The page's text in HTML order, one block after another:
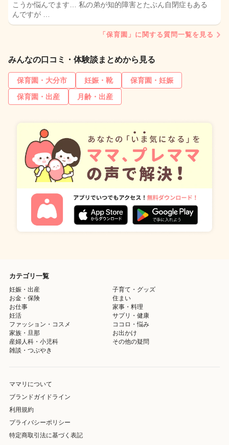
こうか悩んでます… 私の弟が知的障害とたぶん自閉症もある
んですが …
「保育園」に関する質問一覧を見る
みんなの口コミ・体験談まとめから見る
保育園・大分市 妊娠・靴
保育園・妊娠
保育園・出産
月齢・出産
カテゴリ一覧
妊娠・出産
子育て・グッズ
お金・保険
住まい
お仕事
家事・料理
妊活
サプリ・健康
ファッション・コスメ
ココロ・悩み
家族・旦那
お出かけ
産婦人科・小児科
その他の疑問
雑談・つぶやき
ママリについて
ブランドガイドライン
利用規約
プライバシーポリシー
特定商取引法に基づく表記